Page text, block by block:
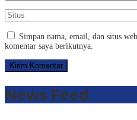
Simpan nama, email, dan situs
komentar saya berikutnya.
News Feed